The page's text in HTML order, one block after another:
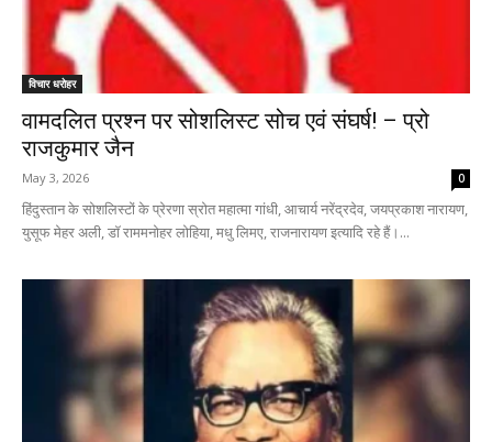
विचार धरोहर
वामदलित प्रश्न पर ‌सोशलिस्ट सोच एवं संघर्ष! – प्रो
राजकुमार जैन
May 3, 2026 0
हिंदुस्तान के सोशलिस्टों के प्रेरणा स्रोत महात्मा गांधी, आचार्य नरेंद्रदेव, जयप्रकाश नारायण,
युसूफ मेहर अली, डॉ राममनोहर लोहिया, मधु लिमए, राजनारायण‌ इत्यादि रहे हैं।...